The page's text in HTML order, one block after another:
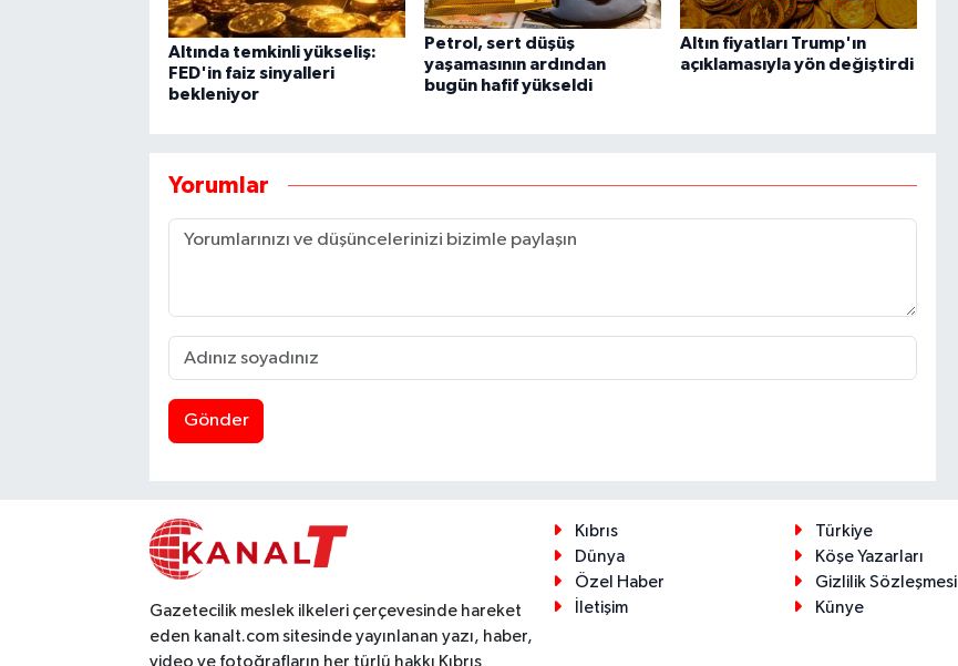
Altında temkinli yükseliş:
FED'in faiz sinyalleri
bekleniyor
Petrol, sert düşüş
yaşamasının ardından
bugün hafif yükseldi
Altın fiyatları Trump'ın
açıklamasıyla yön değiştirdi
Yorumlar
Gönder
Gazetecilik meslek ilkeleri çerçevesinde hareket
eden kanalt.com sitesinde yayınlanan yazı, haber,
video ve fotoğrafların her türlü hakkı Kıbrıs
Kıbrıs
Türkiye
Dünya
Köşe Yazarları
Özel Haber
Gizlilik Sözleşmesi
İletişim
Künye